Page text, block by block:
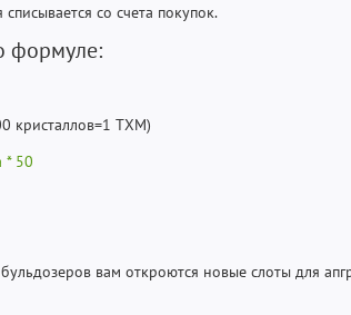
со счета покупок.
формуле:
кристаллов=1 TXM)
* 50
вам откроются новые слоты для